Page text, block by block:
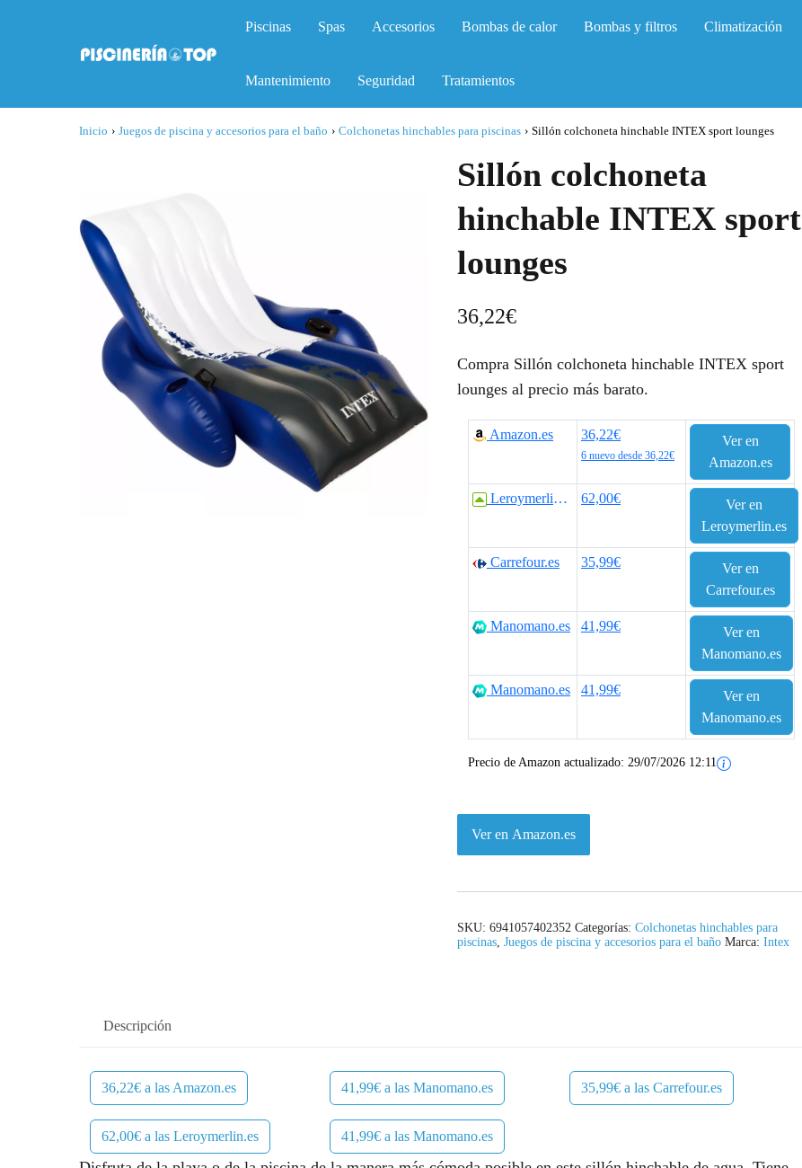
Piscinas Spas Accesorios Bombas de calor Bombas y filtros Climatización
Mantenimiento Seguridad Tratamientos
Inicio › Juegos de piscina y accesorios para el baño › Colchonetas hinchables para piscinas › Sillón colchoneta hinchable INTEX sport lounges
Sillón colchoneta
hinchable INTEX sport
lounges
36,22€
Compra Sillón colchoneta hinchable INTEX sport
lounges al precio más barato.
Amazon.es 36,22€
6 nuevo desde 36,22€
Ver en
Amazon.es
Leroymerlin.es 62,00€
Ver en
Leroymerlin.es
Carrefour.es 35,99€
Ver en
Carrefour.es
Manomano.es 41,99€
Ver en
Manomano.es
Manomano.es 41,99€
Ver en
Manomano.es
Precio de Amazon actualizado: 29/07/2026 12:11
Ver en Amazon.es
SKU: 6941057402352 Categorías: Colchonetas hinchables para
piscinas, Juegos de piscina y accesorios para el baño Marca: Intex
Descripción
36,22€ a las Amazon.es 41,99€ a las Manomano.es 35,99€ a las Carrefour.es
62,00€ a las Leroymerlin.es 41,99€ a las Manomano.es